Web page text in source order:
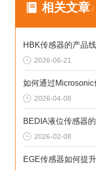
相关文章 /
HBK传感器的产品
2026-06-21
2026-04-08
2026-02-08